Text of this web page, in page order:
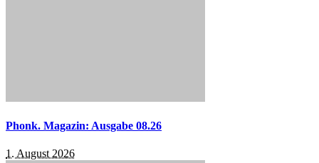
Phonk. Magazin: Ausgabe 08.26
1. August 2026